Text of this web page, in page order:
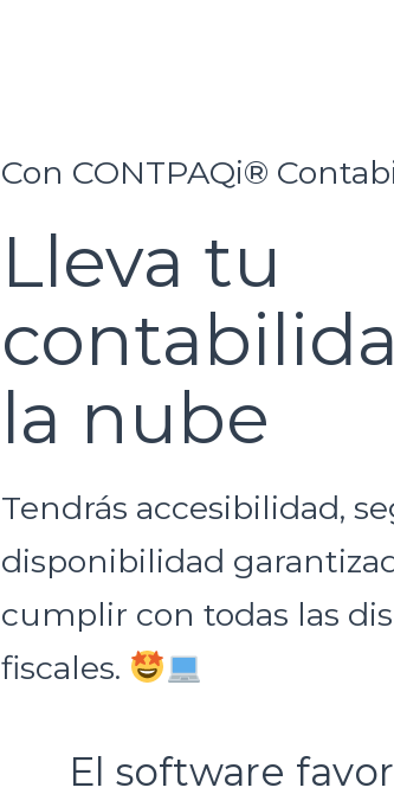
Con CONTPAQi®️
Lleva tu
la nube
Tendrás accesibilidad,
disponibilidad
cumplir con todas las
fiscales.
El software